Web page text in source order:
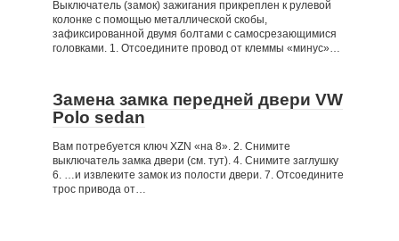
Выключатель (замок) зажигания прикреплен к рулевой
колонке с помощью металлической скобы,
зафиксированной двумя болтами с самосрезающимися
головками. 1. Отсоедините провод от клеммы «минус»…
Замена замка передней двери VW
Polo sedan
Вам потребуется ключ XZN «на 8». 2. Снимите
выключатель замка двери (см. тут). 4. Снимите заглушку
6. …и извлеките замок из полости двери. 7. Отсоедините
трос привода от…